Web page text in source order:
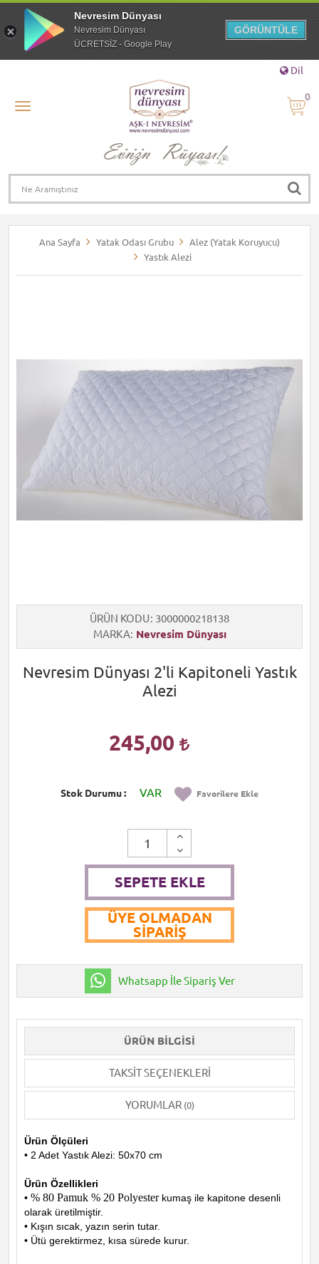
Dil
0
Ana Sayfa Yatak Odası Grubu
Alez (Yatak Koruyucu)
Yastık Alezi
ÜRÜN KODU 3000000218138
MARKA Nevresim Dünyası
Nevresim Dünyası 2'li Kapitoneli Yastık
Alezi
245,00
Stok Durumu VAR Favorilere Ekle
SEPETE EKLE
ÜYE OLMADAN
SIPARIŞ
Whatsapp İle Sipariş Ver
ÜRÜN BILGISI
TAKSIT SEÇENEKLERI
YORUMLAR (0)
Ürün Ölçüleri
• 2 Adet Yastık Alezi: 50x70 cm
Ürün Özellikleri
• % 80 Pamuk % 20 Polyesterkumaş ile kapitone desenli
olarak üretilmiştir.
• Kışın sıcak, yazın serin tutar.
• Ütü gerektirmez, kısa sürede kurur.
Nevresim Dünyası
Nevresim Dünyası
ÜCRETSİZ - Google Play
GÖRÜNTÜLE